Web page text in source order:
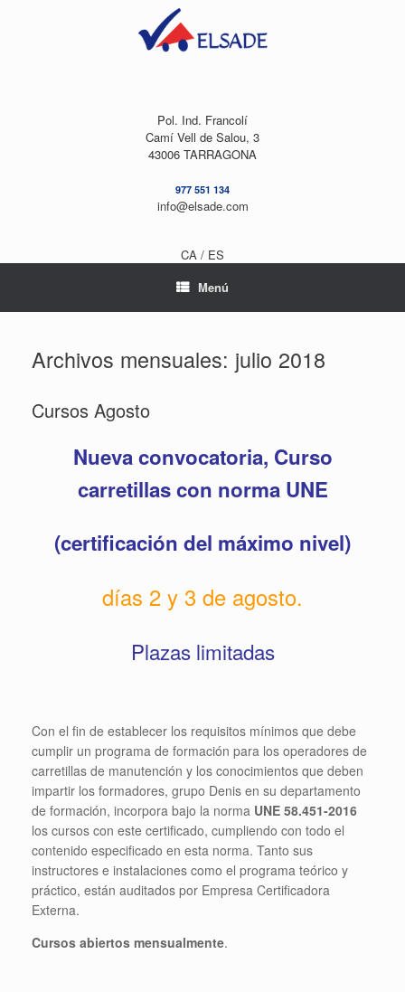
Pol. Ind. Francolí
Camí Vell de Salou, 3
43006 TARRAGONA
977 551 134
info@elsade.com
CA / ES
Menú
Archivos mensuales: julio 2018
Cursos Agosto
Nueva convocatoria, Curso
carretillas con norma UNE
(certificación del máximo nivel)
días 2 y 3 de agosto.
Plazas limitadas
Con el fin de establecer los requisitos mínimos que debe
cumplir un programa de formación para los operadores de
carretillas de manutención y los conocimientos que deben
impartir los formadores, grupo Denis en su departamento
de formación, incorpora bajo la norma UNE 58.451-2016
los cursos con este certificado, cumpliendo con todo el
contenido especificado en esta norma. Tanto sus
instructores e instalaciones como el programa teórico y
práctico, están auditados por Empresa Certificadora
Externa.
Cursos abiertos mensualmente.